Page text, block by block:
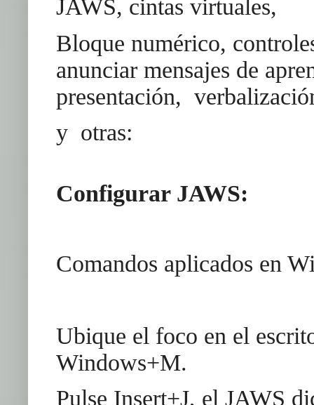
JAWS, cintas virtuales,
Bloque numérico,
anunciar mensajes de
presentación,
y otras:
Configurar JAWS:
Comandos aplicados en
Ubique el foco en el
Windows+M.
Pulse Insert+J, el JAWS